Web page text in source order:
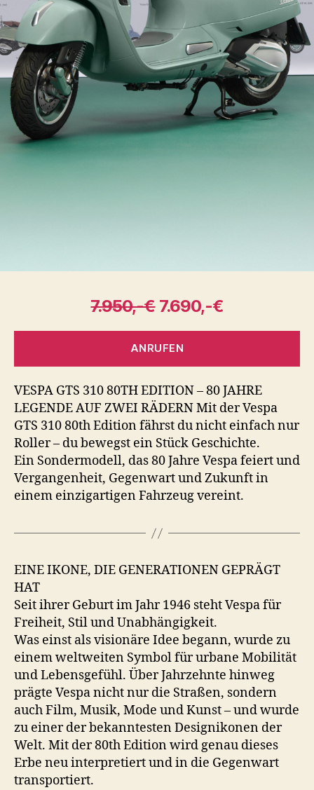
7.950,-€7.690,-€
ANRUFEN
VESPA GTS 310 80TH EDITION – 80 JAHRE
LEGENDE AUF ZWEI RÄDERN Mit der Vespa
GTS 310 80th Edition fährst du nicht einfach nur
Roller – du bewegst ein Stück Geschichte.
Ein Sondermodell, das 80 Jahre Vespa feiert und
Vergangenheit, Gegenwart und Zukunft in
einem einzigartigen Fahrzeug vereint.
EINE IKONE, DIE GENERATIONEN GEPRÄGT
HAT
Seit ihrer Geburt im Jahr 1946 steht Vespa für
Freiheit, Stil und Unabhängigkeit.
Was einst als visionäre Idee begann, wurde zu
einem weltweiten Symbol für urbane Mobilität
und Lebensgefühl. Über Jahrzehnte hinweg
prägte Vespa nicht nur die Straßen, sondern
auch Film, Musik, Mode und Kunst – und wurde
zu einer der bekanntesten Designikonen der
Welt. Mit der 80th Edition wird genau dieses
Erbe neu interpretiert und in die Gegenwart
transportiert.